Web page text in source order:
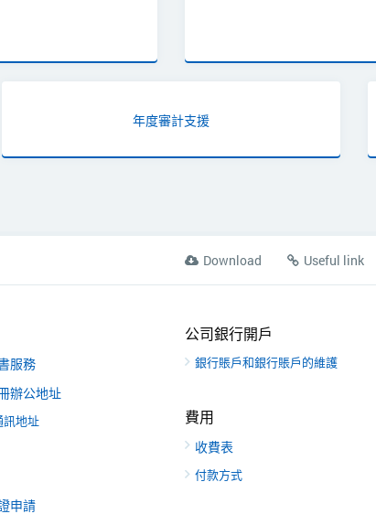
年度審計支援
Download Useful link
服務
辦公地址
訊地址
申請
公司銀行開戶
銀行賬戶和銀行賬戶的維護
費用
收費表
付款方式